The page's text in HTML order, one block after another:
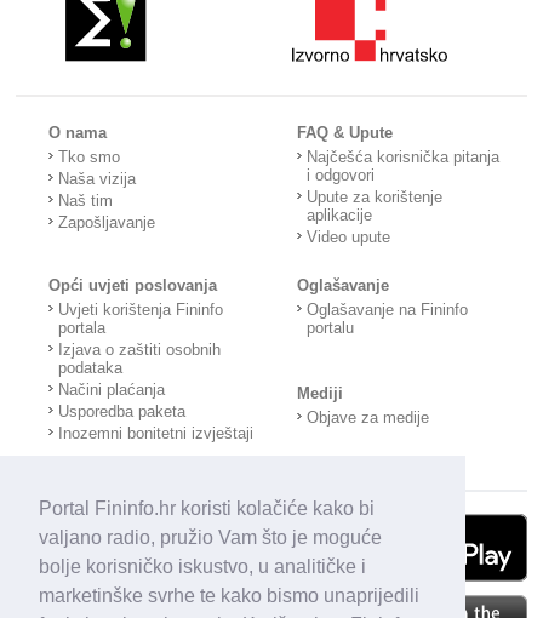
Portal Fininfo.hr koristi kolačiće kako bi
valjano radio, pružio Vam što je moguće
bolje korisničko iskustvo, u analitičke i
marketinške svrhe te kako bismo unaprijedili
O nama
Tko smo
Naša vizija
Naš tim
Zapošljavanje
FAQ & Upute
Najčešća korisnička pitanja
i odgovori
Upute za korištenje
aplikacije
Video upute
Opći uvjeti poslovanja
Uvjeti korištenja Fininfo
portala
Izjava o zaštiti osobnih
podataka
Načini plaćanja
Usporedba paketa
Inozemni bonitetni izvještaji
Oglašavanje
Oglašavanje na Fininfo
portalu
Mediji
Objave za medije